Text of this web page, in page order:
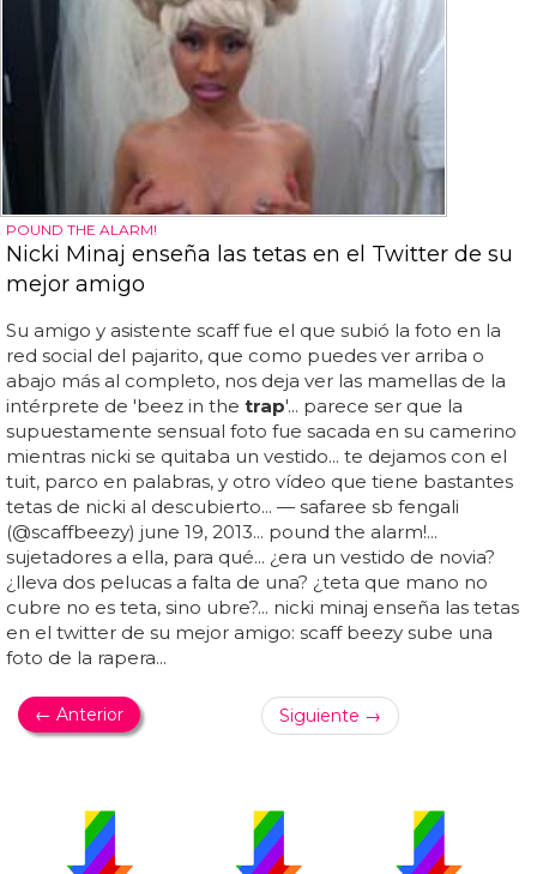
POUND THE ALARM!
Nicki Minaj enseña las tetas en el Twitter de su
mejor amigo
Su amigo y asistente scaff fue el que subió la foto en la
red social del pajarito, que como puedes ver arriba o
abajo más al completo, nos deja ver las mamellas de la
intérprete de 'beez in the trap'... parece ser que la
supuestamente sensual foto fue sacada en su camerino
mientras nicki se quitaba un vestido... te dejamos con el
tuit, parco en palabras, y otro vídeo que tiene bastantes
tetas de nicki al descubierto... — safaree sb fengali
(@scaffbeezy) june 19, 2013... pound the alarm!...
sujetadores a ella, para qué... ¿era un vestido de novia?
¿lleva dos pelucas a falta de una? ¿teta que mano no
cubre no es teta, sino ubre?... nicki minaj enseña las tetas
en el twitter de su mejor amigo: scaff beezy sube una
foto de la rapera...
← Anterior Siguiente →